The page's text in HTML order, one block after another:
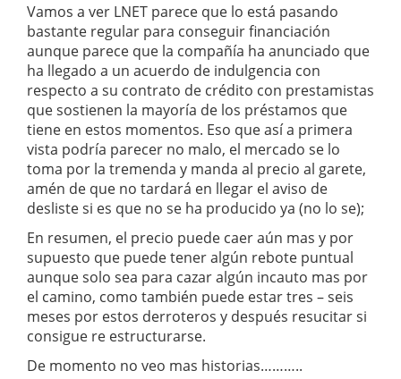
Vamos a ver LNET parece que lo está pasando
bastante regular para conseguir financiación
aunque parece que la compañía ha anunciado que
ha llegado a un acuerdo de indulgencia con
respecto a su contrato de crédito con prestamistas
que sostienen la mayoría de los préstamos que
tiene en estos momentos. Eso que así a primera
vista podría parecer no malo, el mercado se lo
toma por la tremenda y manda al precio al garete,
amén de que no tardará en llegar el aviso de
desliste si es que no se ha producido ya (no lo se);
En resumen, el precio puede caer aún mas y por
supuesto que puede tener algún rebote puntual
aunque solo sea para cazar algún incauto mas por
el camino, como también puede estar tres – seis
meses por estos derroteros y después resucitar si
consigue re estructurarse.
De momento no veo mas historias………..